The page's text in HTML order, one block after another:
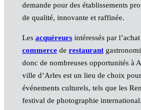
demande pour des établissements
de qualité, innovante et raffinée.
Les acquéreursintéressés par l’achat
commercede restaurant
donc de nombreuses opportunités à
ville d’Arles est un lieu de choix
événements culturels, tels que les
festival de photographie international.